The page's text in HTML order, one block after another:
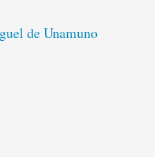
de Unamuno